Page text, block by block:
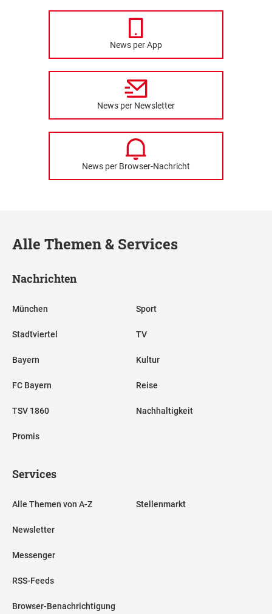
News per App
News per Newsletter
News per Browser-Nachricht
Alle Themen & Services
Nachrichten
München
Stadtviertel
Bayern
FC Bayern
TSV 1860
Promis
Sport
TV
Kultur
Reise
Nachhaltigkeit
Services
Alle Themen von A-Z
Newsletter
Messenger
RSS-Feeds
Browser-Benachrichtigung
Stellenmarkt